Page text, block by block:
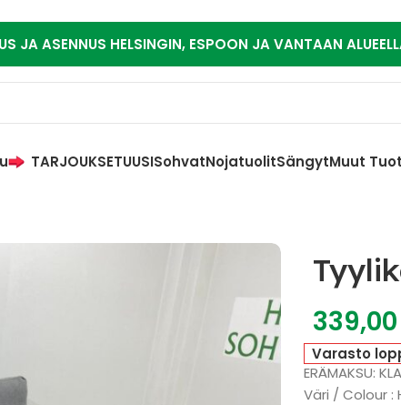
JA ASENNUS HELSINGIN, ESPOON JA VANTAAN
TARJOUKSETUUSISohvatNojatuolitSängytMuut
339,00
Varasto
ERÄMAKSU:
Väri / Colour :